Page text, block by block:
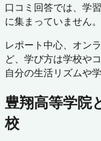
口コミ回答では、学
に集まっていません。
レポート中心、オン
ど、学び方は学校や
自分の生活リズムや
豊翔高等学院
校